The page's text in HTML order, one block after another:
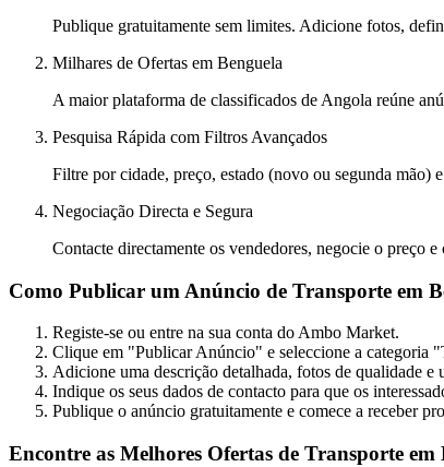
Publique gratuitamente sem limites. Adicione fotos,
Milhares de Ofertas em Benguela
A maior plataforma de classificados de Angola reúne
Pesquisa Rápida com Filtros Avançados
Filtre por cidade, preço, estado (novo ou segunda mão)
Negociação Directa e Segura
Contacte directamente os vendedores, negocie o preço
Como Publicar um Anúncio de Transporte em
Registe-se ou entre na sua conta do Ambo Market.
Clique em "Publicar Anúncio" e seleccione a categoria
Adicione uma descrição detalhada, fotos de qualidade
Indique os seus dados de contacto para que os
Publique o anúncio gratuitamente e comece a receber
Encontre as Melhores Ofertas de Transporte em